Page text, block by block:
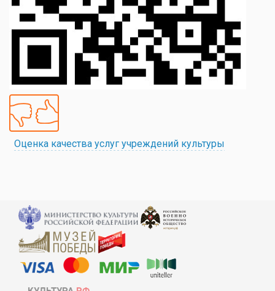
Оценка качества услуг учреждений культуры